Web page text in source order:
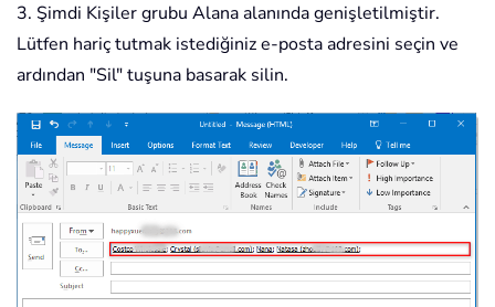
3. Şimdi Kişiler grubu Alana alanında genişletilmiştir.
Lütfen hariç tutmak istediğiniz e-posta adresini seçin ve
ardından "Sil" tuşuna basarak silin.